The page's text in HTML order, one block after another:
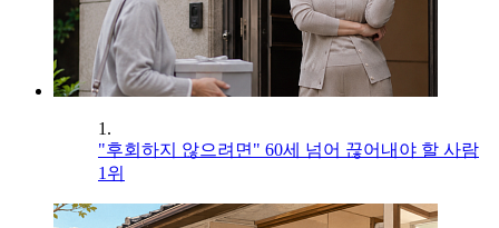
1.
"후회하지 않으려면" 60세 넘어 끊어내야 할 사람
1위